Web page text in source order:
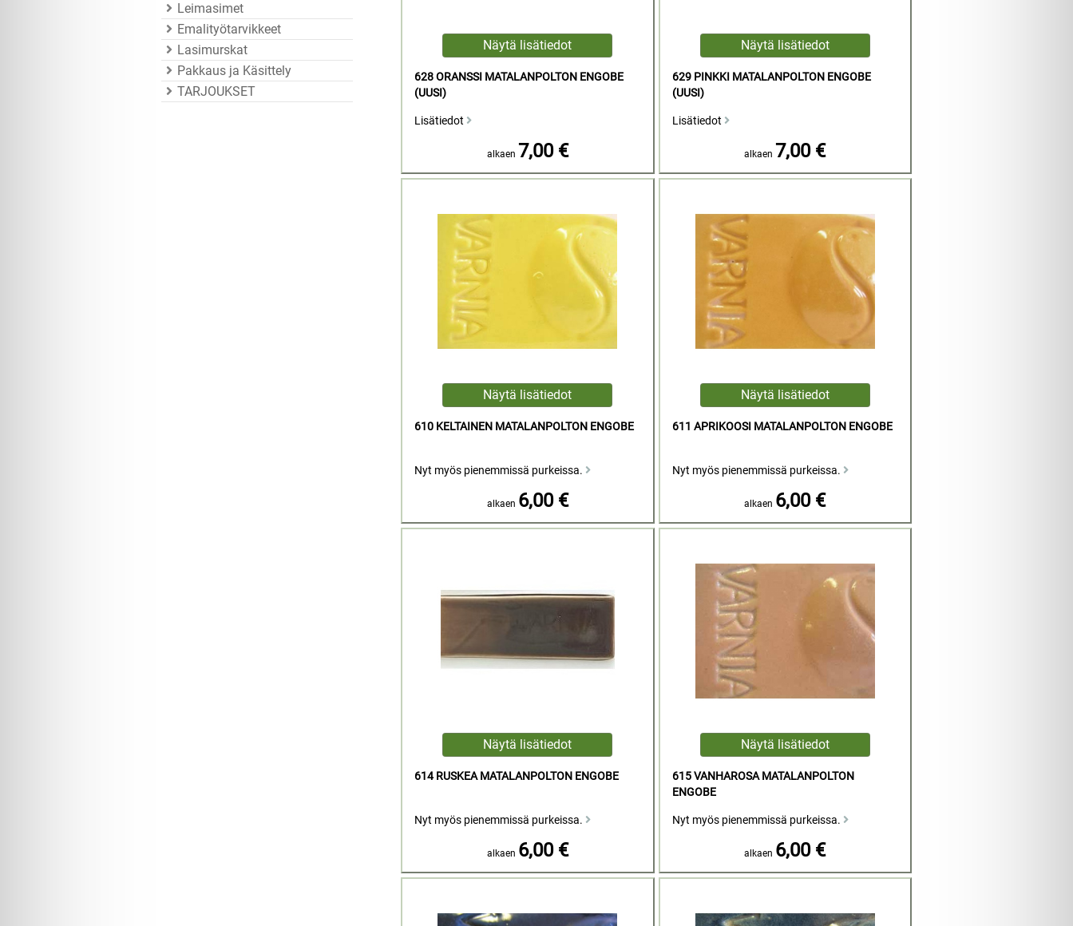
Leimasimet
Emalityötarvikkeet
Lasimurskat
Pakkaus ja Käsittely
TARJOUKSET
628 ORANSSI MATALANPOLTON ENGOBE
(UUSI)
Lisätiedot
alkaen 7,00 €
629 PINKKI MATALANPOLTON ENGOBE
(UUSI)
Lisätiedot
alkaen 7,00 €
610 KELTAINEN MATALANPOLTON ENGOBE
Nyt myös pienemmissä purkeissa.
alkaen 6,00 €
611 APRIKOOSI MATALANPOLTON ENGOBE
Nyt myös pienemmissä purkeissa.
alkaen 6,00 €
614 RUSKEA MATALANPOLTON ENGOBE
Nyt myös pienemmissä purkeissa.
alkaen 6,00 €
615 VANHAROSA MATALANPOLTON
ENGOBE
Nyt myös pienemmissä purkeissa.
alkaen 6,00 €